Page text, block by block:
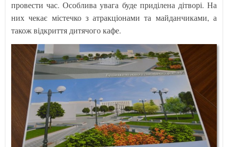
провести час. Особлива увага буде приділена дітворі. На
них чекає містечко з атракціонами та майданчиками, а
також відкриття дитячого кафе.